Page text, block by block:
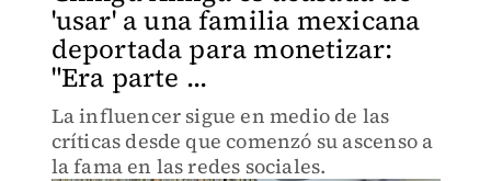
'usar' a una familia mexicana
deportada para monetizar:
"Era parte ...
La influencer sigue en medio de las
críticas desde que comenzó su ascenso a
la fama en las redes sociales.